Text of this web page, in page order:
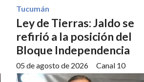
Ley de Tierras: Jaldo se
refirió a la posición del
Bloque Independencia
Canal 10
Tucumán
05 de agosto de 2026